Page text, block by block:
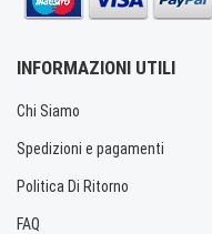
INFORMAZIONI UTILI
Chi Siamo
Spedizioni e pagamenti
Politica Di Ritorno
FAQ